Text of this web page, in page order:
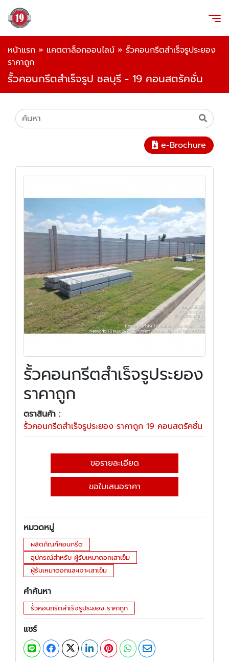
หน้าแรก » แคตตาล็อกออนไลน์ » รั้วคอนกรีตสำเร็จรูประยอง
ราคาถูก
รั้วคอนกรีตสำเร็จรูป ชลบุรี - 19 คอนสตรัคชั่น
e-Brochure
รั้วคอนกรีตสำเร็จรูประยอง
ราคาถูก
ตราสินค้า :
รั้วคอนกรีตสำเร็จรูประยอง ราคาถูก 19 คอนสตรัคชั่น
ขอรายละเอียด
ขอใบเสนอราคา
หมวดหมู่
ผลิตภัณฑ์คอนกรีต
อุปกรณ์สำหรับ ผู้รับเหมาตอกเสาเข็ม
ผู้รับเหมาตอกและเจาะเสาเข็ม
คำค้นหา
รั้วคอนกรีตสำเร็จรูประยอง ราคาถูก
แชร์